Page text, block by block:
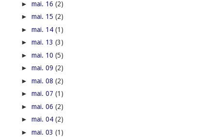
► mai. 16 (2)
► mai. 15 (2)
► mai. 14 (1)
► mai. 13 (3)
► mai. 10 (5)
► mai. 09 (2)
► mai. 08 (2)
► mai. 07 (1)
► mai. 06 (2)
► mai. 04 (2)
► mai. 03 (1)